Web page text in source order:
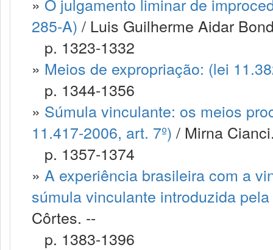
285-A) / Luis Guilherme Aidar
p. 1323-1332
» Meios de expropriação: (lei
p. 1344-1356
» Súmula vinculante: os meios
11.417-2006, art. 7º) / Mirna
p. 1357-1374
» A experiência brasileira com a
súmula vinculante introduzida
Côrtes. --
p. 1383-1396